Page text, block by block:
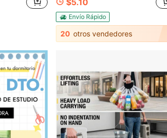
$5.10
Envío Rápido
20 otros vendedores